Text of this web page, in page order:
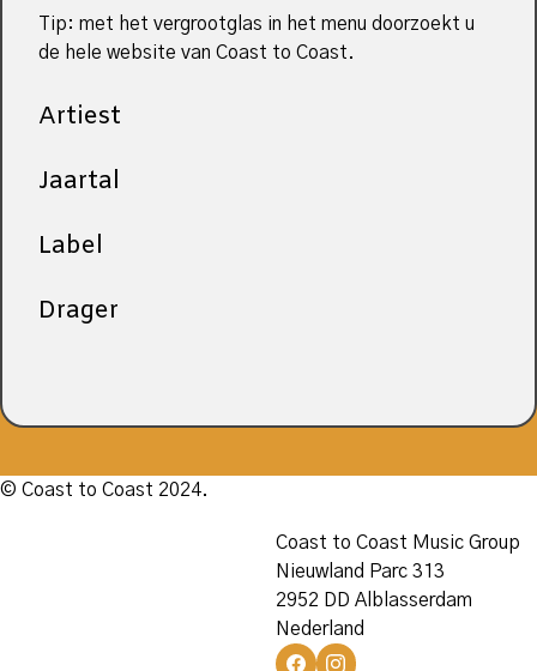
Tip: met het vergrootglas in het menu doorzoekt u
de hele website van Coast to Coast.
Artiest
Jaartal
Label
Drager
© Coast to Coast 2024.
Coast to Coast Music Group
Nieuwland Parc 313
2952 DD Alblasserdam
Nederland